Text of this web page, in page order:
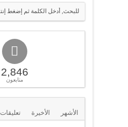
2,846
متابعون
الأشهر الأخيرة تعليقات